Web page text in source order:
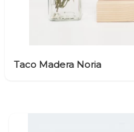
Taco Madera Noria